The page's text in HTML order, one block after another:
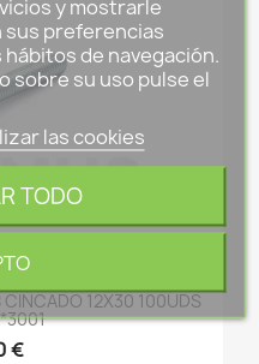
CINCADO 12X30 100UDS
€
y mostrarle
sus preferencias
de navegación.
sobre su uso pulse el
las cookies
TODO